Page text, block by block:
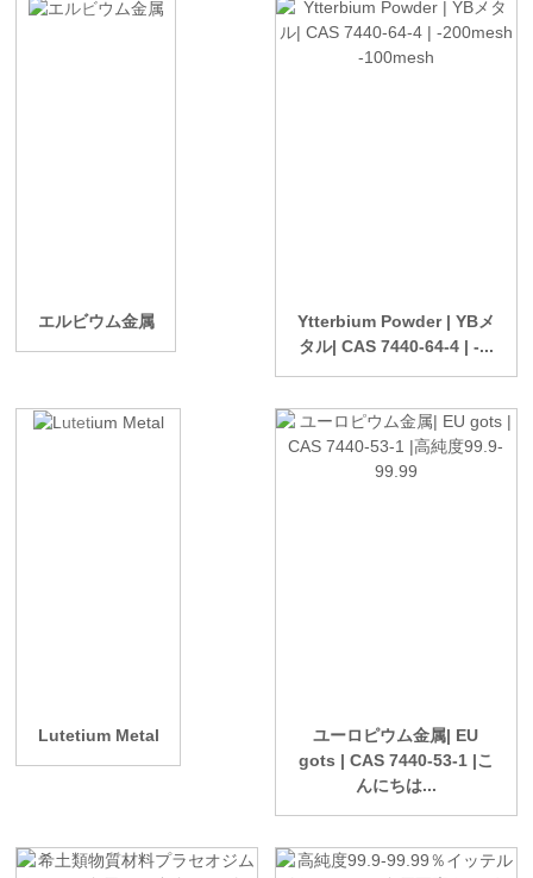
エルビウム金属
Ytterbium Powder | YBメ
タル| CAS 7440-64-4 | -...
Lutetium Metal
ユーロピウム金属| EU
gots | CAS 7440-53-1 |こ
んにちは...